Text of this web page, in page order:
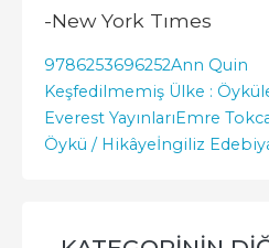
-New York Tımes
9786253696252Ann Quin
Keşfedilmemiş Ülke :
Everest YayınlarıEmre
Öykü / Hikâyeİngiliz